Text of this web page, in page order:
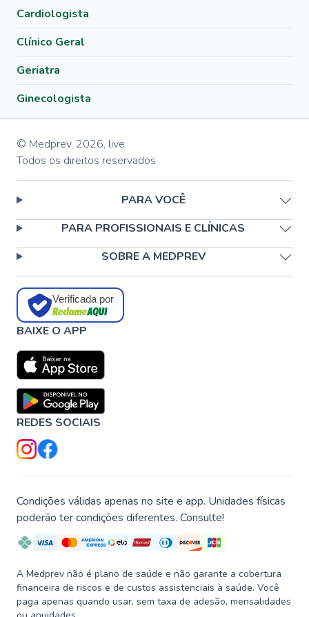
Cardiologista
Clínico Geral
Geriatra
Ginecologista
© Medprev, 2026, live
Todos os direitos reservados
PARA VOCÊ
PARA PROFISSIONAIS E CLÍNICAS
SOBRE A MEDPREV
Verificada por
BAIXE O APP
REDES SOCIAIS
Condições válidas apenas no site e app. Unidades físicas
poderão ter condições diferentes. Consulte!
A Medprev não é plano de saúde e não garante a cobertura
financeira de riscos e de custos assistenciais à saúde. Você
paga apenas quando usar, sem taxa de adesão, mensalidades